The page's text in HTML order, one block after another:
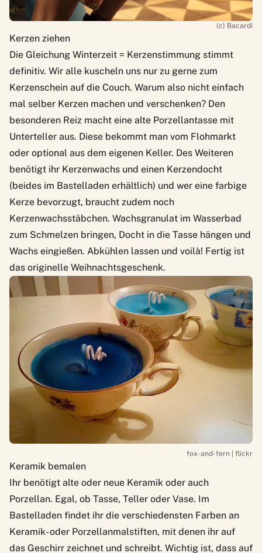
(c) Bacardi
Kerzen ziehen
Die Gleichung Winterzeit = Kerzenstimmung stimmt
definitiv. Wir alle kuscheln uns nur zu gerne zum
Kerzenschein auf die Couch. Warum also nicht einfach
mal selber Kerzen machen und verschenken? Den
besonderen Reiz macht eine alte Porzellantasse mit
Unterteller aus. Diese bekommt man vom Flohmarkt
oder optional aus dem eigenen Keller. Des Weiteren
benötigt ihr Kerzenwachs und einen Kerzendocht
(beides im Bastelladen erhältlich) und wer eine farbige
Kerze bevorzugt, braucht zudem noch
Kerzenwachsstäbchen. Wachsgranulat im Wasserbad
zum Schmelzen bringen, Docht in die Tasse hängen und
Wachs eingießen. Abkühlen lassen und voilà! Fertig ist
das originelle Weihnachtsgeschenk.
fox-and-fern | flickr
Keramik bemalen
Ihr benötigt alte oder neue Keramik oder auch
Porzellan. Egal, ob Tasse, Teller oder Vase. Im
Bastelladen findet ihr die verschiedensten Farben an
Keramik- oder Porzellanmalstiften, mit denen ihr auf
das Geschirr zeichnet und schreibt. Wichtig ist, dass auf